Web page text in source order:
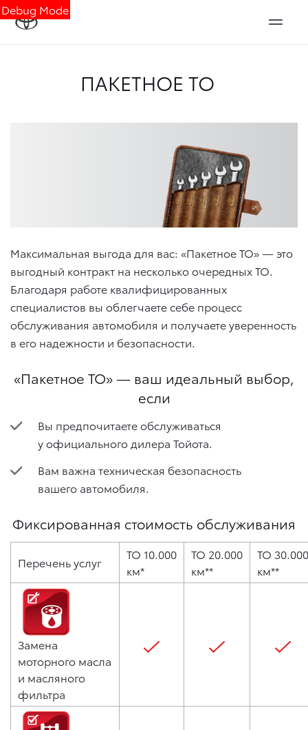
Debug Mode
ПАКЕТНОЕ ТО
Максимальная выгода для вас: «Пакетное ТО» — это
выгодный контракт на несколько очередных ТО.
Благодаря работе квалифицированных
специалистов вы облегчаете себе процесс
обслуживания автомобиля и получаете уверенность
в его надежности и безопасности.
«Пакетное ТО» — ваш идеальный выбор,
если
Вы предпочитаете обслуживаться
у официального дилера Тойота.
Вам важна техническая безопасность
вашего автомобиля.
Фиксированная стоимость обслуживания
Перечень услуг
ТО 10.000
км*
ТО 20.000
км**
ТО 30.000
км**
Замена
моторного масла
и масляного
фильтра